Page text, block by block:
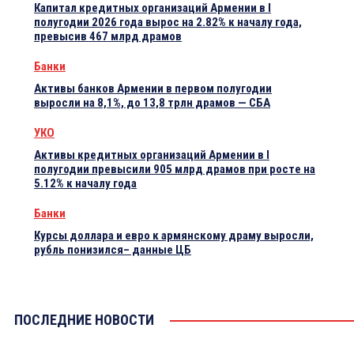
Капитал кредитных организаций Армении в I
полугодии 2026 года вырос на 2.82% к началу года,
превысив 467 млрд драмов
Банки
Активы банков Армении в первом полугодии
выросли на 8,1%, до 13,8 трлн драмов — СБА
УКО
Активы кредитных организаций Армении в I
полугодии превысили 905 млрд драмов при росте на
5.12% к началу года
Банки
Курсы доллара и евро к армянскому драму выросли,
рубль понизился– данные ЦБ
ПОСЛЕДНИЕ НОВОСТИ